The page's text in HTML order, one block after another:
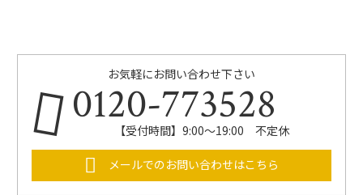
お気軽にお問い合わせ下さい
0120-773528
【受付時間】9:00～19:00 不定休
メールでのお問い合わせはこちら